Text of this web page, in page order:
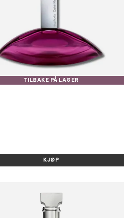
TILBAKE PÅ LAGER
KJØP